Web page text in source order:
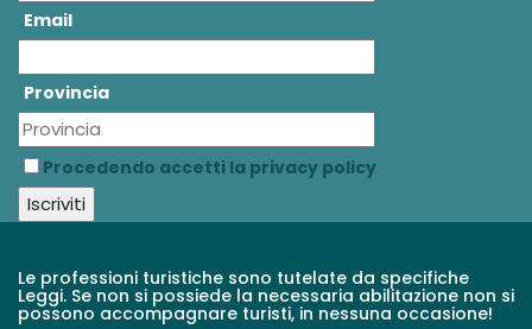
Email
Provincia
Procedendo accetti la privacy policy
Le professioni turistiche sono tutelate da specifiche
Leggi. Se non si possiede la necessaria abilitazione non si
possono accompagnare turisti, in nessuna occasione!